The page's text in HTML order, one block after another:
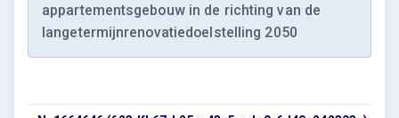
appartementsgebouw in de richting van de
langetermijnrenovatiedoelstelling 2050